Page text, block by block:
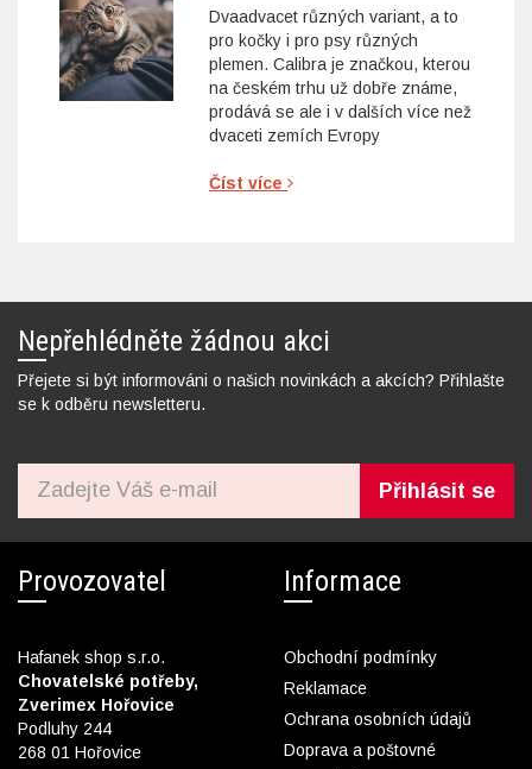
Dvaadvacet různých variant, a to
pro kočky i pro psy různých
plemen. Calibra je značkou, kterou
na českém trhu už dobře známe,
prodává se ale i v dalších více než
dvaceti zemích Evropy
Číst více
Nepřehlédněte žádnou akci
Přejete si být informováni o našich novinkách a akcích? Přihlašte
se k odběru newsletteru.
Přihlásit se
Provozovatel
Hafanek shop s.r.o.
Chovatelské potřeby,
Zverimex Hořovice
Podluhy 244
268 01 Hořovice
Informace
Obchodní podmínky
Reklamace
Ochrana osobních údajů
Doprava a poštovné